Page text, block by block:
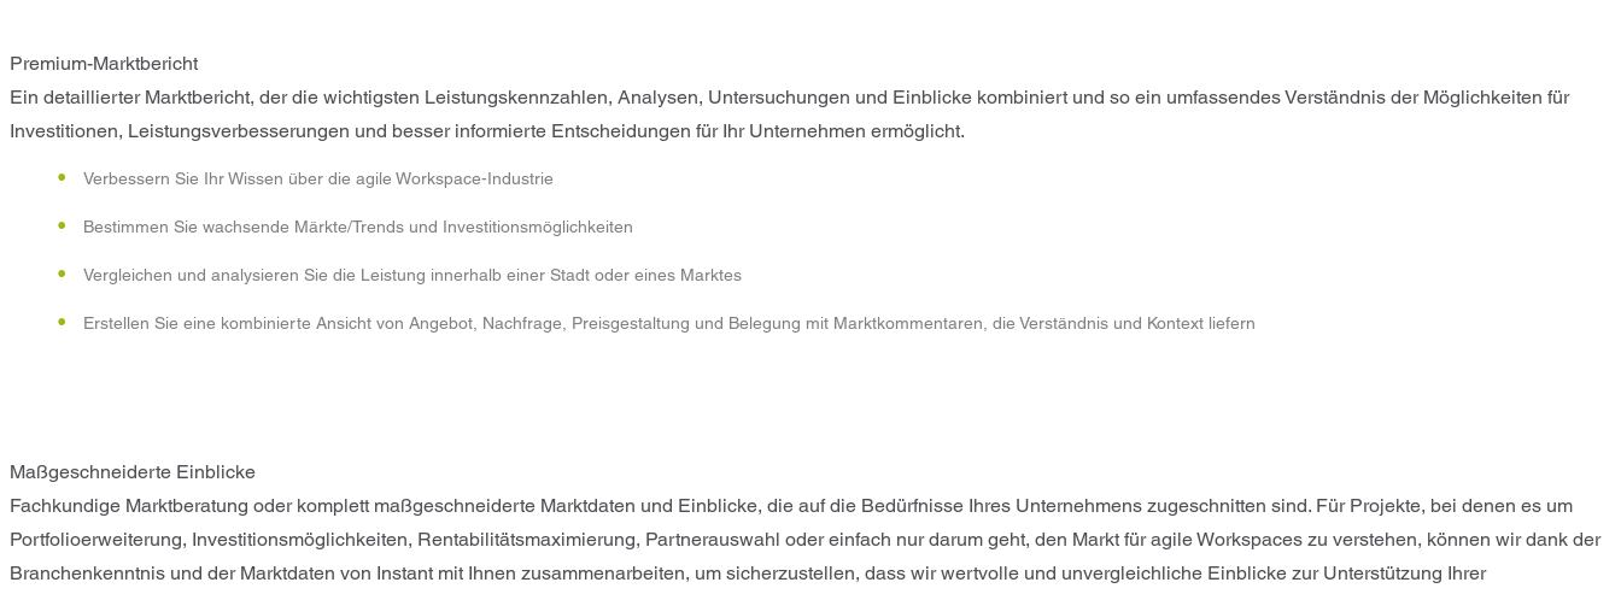
Premium-Marktbericht
Ein detaillierter Marktbericht, der die wichtigsten Leistungskennzahlen, Analysen, Untersuchungen und Einblicke kombiniert und so ein umfassendes Verständnis der Möglichkeiten für
Investitionen, Leistungsverbesserungen und besser informierte Entscheidungen für Ihr Unternehmen ermöglicht.
Verbessern Sie Ihr Wissen über die agile Workspace-Industrie
Bestimmen Sie wachsende Märkte/Trends und Investitionsmöglichkeiten
Vergleichen und analysieren Sie die Leistung innerhalb einer Stadt oder eines Marktes
Erstellen Sie eine kombinierte Ansicht von Angebot, Nachfrage, Preisgestaltung und Belegung mit Marktkommentaren, die Verständnis und Kontext liefern
Maßgeschneiderte Einblicke
Fachkundige Marktberatung oder komplett maßgeschneiderte Marktdaten und Einblicke, die auf die Bedürfnisse Ihres Unternehmens zugeschnitten sind. Für Projekte, bei denen es um
Portfolioerweiterung, Investitionsmöglichkeiten, Rentabilitätsmaximierung, Partnerauswahl oder einfach nur darum geht, den Markt für agile Workspaces zu verstehen, können wir dank der
Branchenkenntnis und der Marktdaten von Instant mit Ihnen zusammenarbeiten, um sicherzustellen, dass wir wertvolle und unvergleichliche Einblicke zur Unterstützung Ihrer